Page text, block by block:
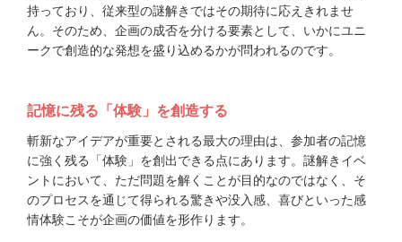
持っており、従来型の謎解きではその期待に応えきれませ
ん。そのため、企画の成否を分ける要素として、いかにユニ
ークで創造的な発想を盛り込めるかが問われるのです。
記憶に残る「体験」を創造する
斬新なアイデアが重要とされる最大の理由は、参加者の記憶
に強く残る「体験」を創出できる点にあります。謎解きイベ
ントにおいて、ただ問題を解くことが目的なのではなく、そ
のプロセスを通じて得られる驚きや没入感、喜びといった感
情体験こそが企画の価値を形作ります。